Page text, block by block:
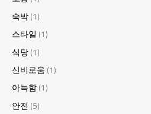
드
의
중
심
지
6.
강
남
하
숙박(1)
스타일(1)
식당(1)
신비로움(1)
아늑함(1)
안전(5)